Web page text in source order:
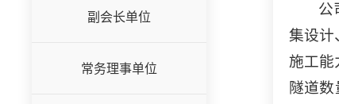
副会长单位
常务理事单位
公
集设计
施工能
隧道